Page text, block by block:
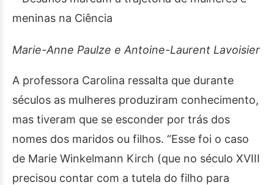
Marie-Anne Paulze e Antoine-Laurent Lavoisier
A professora Carolina ressalta que durante
séculos as mulheres produziram conhecimento,
mas tiveram que se esconder por trás dos
nomes dos maridos ou filhos. “Esse foi o caso
de Marie Winkelmann Kirch (que no século XVIII
precisou contar com a tutela do filho para